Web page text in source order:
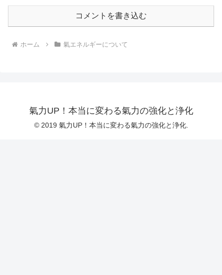
コメントを書き込む
ホーム 氣エネルギーについて
氣力UP！本当に変わる氣力の強化と浄化
© 2019 氣力UP！本当に変わる氣力の強化と浄化.